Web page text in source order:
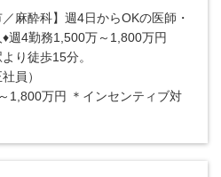
／麻酔科】週4日からOKの医師・
週4勤務1,500万～1,800万円
り徒歩15分。
員）
1,800万円 ＊インセンティブ対